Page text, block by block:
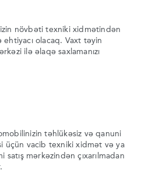
növbəti texniki xidmətindən
olacaq. Vaxt təyin
ilə əlaqə saxlamanızı
təhlükəsiz və qanuni
üçün vacib texniki xidmət və ya
mərkəzindən çıxarılmadan